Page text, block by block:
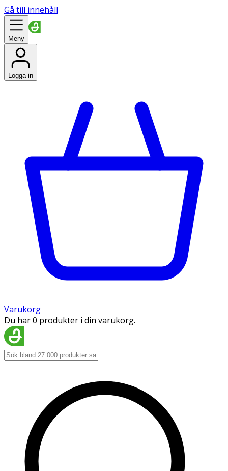
Gå till innehåll
Meny
Logga in
Varukorg
Du har 0 produkter i din varukorg.